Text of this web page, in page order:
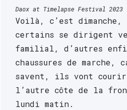
Daox at Timelapse Festival 2023
LINE
UP
➔
Dimanche
21
avril
Voilà, c’est dimanche,
certains se dirigent
familial, d’autres
chaussures de
savent, ils vont
l’autre côte de la
lundi matin.